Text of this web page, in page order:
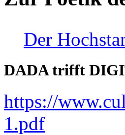
Der
DADA trifft
https://
1.pdf